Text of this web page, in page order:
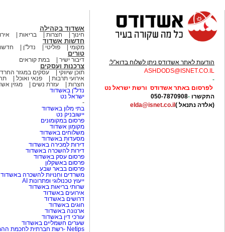
הודעות לאתר אשדודס ניתן לשלוח בדוא"ל:
ASHDODS@ISNET.CO.IL
-
לפרסום באתר אשדודס ורשת ישראל נט
התקשרו -
050-7870908
(אלדה נתנאל )elda@isnet.co.il
אשדוד בקהילה
חינוך חצרות בריאות
חדשות אשדוד
מקומי פוליטי נדל"ן
טורים
דיבור ישיר במת קוראים
צרכנות ועסקים
תוכן שיווקי
עסקים במגזר
אירועי תרבות
פנאי ואוכל
חצרות
עזרת נשים
מגזין
נדל"ן באשדוד
ישראל נט
-
בתי מלון באשדוד
יישובניק נט
פרסום במקומונים
מקומון אשדוד
משלוחים באשדוד
מסעדות באשדוד
דירות למכירה באשדוד
דירות להשכרה באשדוד
פרסום עסק באשדוד
פרסום באשקלון
פרסום בבאר שבע
משרדים וחנויות להשכרה באשדוד
ייעוץ טכנולוגי ופתרונות AI
שרותי בריאות באשדוד
אירועים באשדוד
דרושים באשדוד
חוגים באשדוד
ארנונה באשדוד
עורכי דין באשדוד
שערים חשמליים באשדוד
Netips -רשת חברתית לחכמת ההמונים